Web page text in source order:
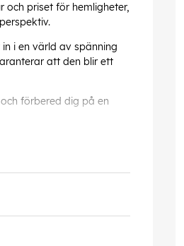
och priset för hemligheter,
i en värld av spänning
att den blir ett
förbered dig på en